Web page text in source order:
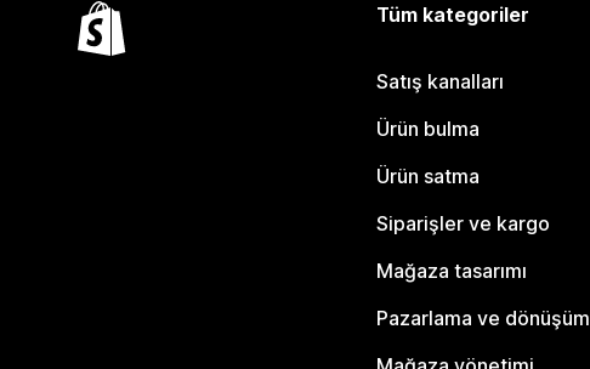
Tüm kategoriler
Satış kanalları
Ürün bulma
Ürün satma
Siparişler ve kargo
Mağaza tasarımı
Pazarlama ve dönüşüm